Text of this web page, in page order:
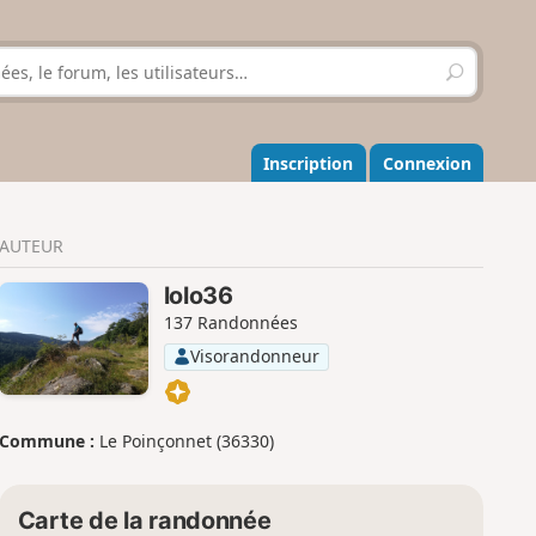
R
e
h
e
r
r
Inscription Connexion
AUTEUR
lolo36
137 Randonnées
Visorandonneur
Commune : Le Poinçonnet (36330)
Carte de la randonnée